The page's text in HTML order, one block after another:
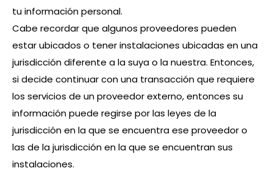
tu información personal.
Cabe recordar que algunos proveedores pueden
estar ubicados o tener instalaciones ubicadas en una
jurisdicción diferente a la suya o la nuestra. Entonces,
si decide continuar con una transacción que requiere
los servicios de un proveedor externo, entonces su
información puede regirse por las leyes de la
jurisdicción en la que se encuentra ese proveedor o
las de la jurisdicción en la que se encuentran sus
instalaciones.